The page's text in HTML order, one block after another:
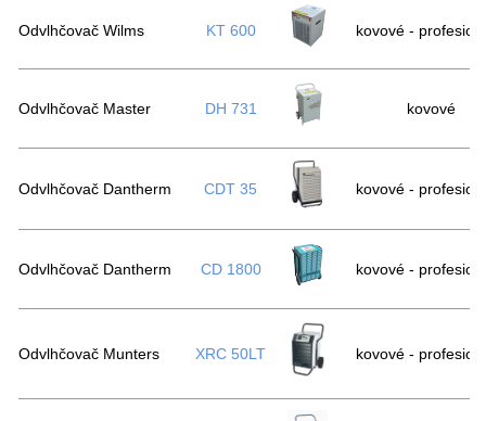
Odvlhčovač Wilms KT 600 kovové -
Odvlhčovač Master DH 731 kovové
Odvlhčovač Dantherm CDT 35 kovové -
Odvlhčovač Dantherm CD 1800 kovové -
Odvlhčovač Munters XRC 50LT kovové -